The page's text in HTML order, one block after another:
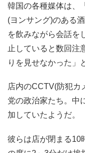
韓国の各種媒体は、
(ヨンサング)のある
を飲みながら会話を
止していると数回注
りを見せなかった」
店内のCCTV(防犯カ
党の政治家たち。中
加していたようだ。
彼らは店が閉まる10